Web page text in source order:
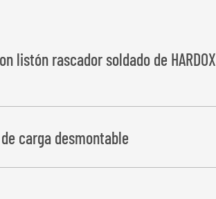
listón rascador soldado de HARDOX
carga desmontable